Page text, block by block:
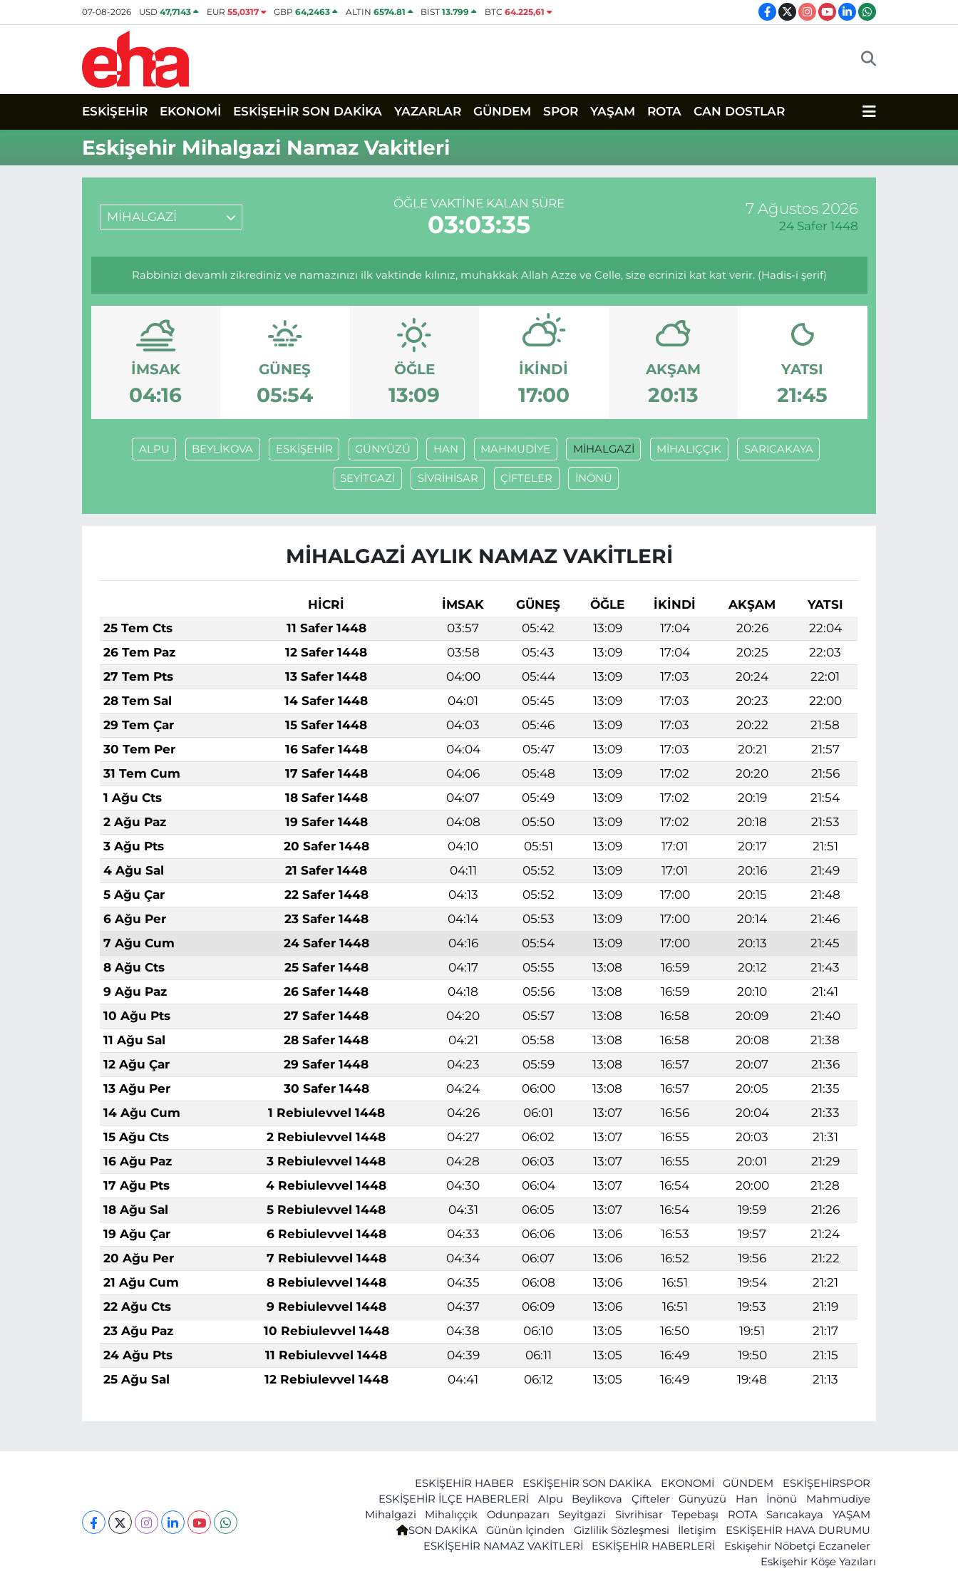
07-08-2026 USD47,7143 EUR 55,0317 GBP64,2463 ALTIN 6574.81 BİST13.799 BTC 64.225,61
ESKİŞEHİR EKONOMİ ESKİŞEHİR SON DAKİKA YAZARLAR GÜNDEM SPOR YAŞAM ROTA CAN DOSTLAR
Eskişehir Mihalgazi Namaz Vakitleri
MİHALGAZİ
ÖĞLE VAKTINE KALAN SÜRE
03:03:35
7 Ağustos 2026
24 Safer 1448
Rabbinizi devamlı zikrediniz ve namazınızı ilk vaktinde kılınız, muhakkak Allah Azze ve Celle, size ecrinizi kat kat verir. (Hadis-i şerif)
İMSAK
04:16
GÜNEŞ
05:54
ÖĞLE
13:09
İKINDI
17:00
AKŞAM
20:13
YATSI
21:45
ALPU BEYLİKOVA ESKİŞEHİR GÜNYÜZÜ HAN MAHMUDİYE MİHALGAZİ MİHALIÇÇIK SARICAKAYA
SEYİTGAZİ SİVRİHİSAR ÇİFTELER İNÖNÜ
MİHALGAZİ AYLIK NAMAZ VAKITLERI
HİCRİ İMSAK GÜNEŞ ÖĞLE İKINDI AKŞAM
YATSI
25 Tem Cts
11 Safer 1448 03:57 05:42 13:09 17:04 20:26
22:04
26 Tem Paz
12 Safer 1448 03:58 05:43 13:09 17:04 20:25
22:03
27 Tem Pts
13 Safer 1448 04:00 05:44 13:09 17:03 20:24
22:01
28 Tem Sal
14 Safer 1448 04:01 05:45 13:09 17:03 20:23
22:00
29 Tem Çar
15 Safer 1448 04:03 05:46 13:09 17:03 20:22
21:58
30 Tem Per
16 Safer 1448 04:04 05:47 13:09 17:03 20:21
21:57
31 Tem Cum
17 Safer 1448 04:06 05:48 13:09 17:02 20:20
21:56
1 Ağu Cts
18 Safer 1448 04:07 05:49 13:09 17:02 20:19
21:54
2 Ağu Paz
19 Safer 1448 04:08 05:50 13:09 17:02 20:18
21:53
3 Ağu Pts
20 Safer 1448 04:10 05:51 13:09 17:01 20:17
21:51
4 Ağu Sal
21 Safer 1448 04:11 05:52 13:09 17:01 20:16
21:49
5 Ağu Çar
22 Safer 1448 04:13 05:52 13:09 17:00 20:15
21:48
6 Ağu Per
23 Safer 1448 04:14 05:53 13:09 17:00 20:14
21:46
7 Ağu Cum
24 Safer 1448 04:16 05:54 13:09 17:00 20:13
21:45
8 Ağu Cts
25 Safer 1448 04:17 05:55 13:08 16:59 20:12
21:43
9 Ağu Paz
26 Safer 1448 04:18 05:56 13:08 16:59 20:10
21:41
10 Ağu Pts
27 Safer 1448 04:20 05:57 13:08 16:58 20:09
21:40
11 Ağu Sal
28 Safer 1448 04:21 05:58 13:08 16:58 20:08
21:38
12 Ağu Çar
29 Safer 1448 04:23 05:59 13:08 16:57 20:07
21:36
13 Ağu Per
30 Safer 1448 04:24 06:00 13:08 16:57 20:05
21:35
14 Ağu Cum
1 Rebiulevvel 1448 04:26 06:01 13:07 16:56 20:04
21:33
15 Ağu Cts
2 Rebiulevvel 1448 04:27 06:02 13:07 16:55 20:03
21:31
16 Ağu Paz
3 Rebiulevvel 1448 04:28 06:03 13:07 16:55 20:01
21:29
17 Ağu Pts
4 Rebiulevvel 1448 04:30 06:04 13:07 16:54 20:00
21:28
18 Ağu Sal
5 Rebiulevvel 1448 04:31 06:05 13:07 16:54 19:59
21:26
19 Ağu Çar
6 Rebiulevvel 1448 04:33 06:06 13:06 16:53 19:57
21:24
20 Ağu Per
7 Rebiulevvel 1448 04:34 06:07 13:06 16:52 19:56
21:22
21 Ağu Cum
8 Rebiulevvel 1448 04:35 06:08 13:06 16:51 19:54
21:21
22 Ağu Cts
9 Rebiulevvel 1448 04:37 06:09 13:06 16:51 19:53
21:19
23 Ağu Paz
10 Rebiulevvel 1448 04:38 06:10 13:05 16:50 19:51
21:17
24 Ağu Pts
11 Rebiulevvel 1448 04:39 06:11 13:05 16:49 19:50
21:15
25 Ağu Sal
12 Rebiulevvel 1448 04:41 06:12 13:05 16:49 19:48 21:13
ESKİŞEHİR HABER ESKİŞEHİR SON DAKİKA EKONOMİ GÜNDEM
ESKİŞEHİRSPOR
ESKİŞEHİR İLÇE HABERLERİ
Alpu Beylikova Çifteler Günyüzü Han İnönü
Mahmudiye
Mihalgazi
Mihalıççık Odunpazarı Seyitgazi Sivrihisar Tepebaşı ROTA Sarıcakaya
YAŞAM
SON DAKİKA
Günün İçinden Gizlilik Sözleşmesi İletişim
ESKİŞEHİR HAVA DURUMU
ESKİŞEHİR NAMAZ VAKİTLERİ
ESKİŞEHİR HABERLERİ
Eskişehir Nöbetçi Eczaneler
Eskişehir Köşe Yazıları